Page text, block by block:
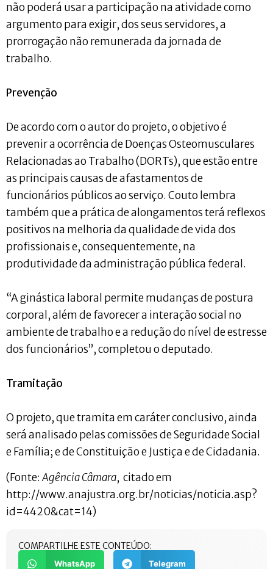
não poderá usar a participação na atividade como
argumento para exigir, dos seus servidores, a
prorrogação não remunerada da jornada de
trabalho.
Prevenção
De acordo com o autor do projeto, o objetivo é
prevenir a ocorrência de Doenças Osteomusculares
Relacionadas ao Trabalho (DORTs), que estão entre
as principais causas de afastamentos de
funcionários públicos ao serviço. Couto lembra
também que a prática de alongamentos terá reflexos
positivos na melhoria da qualidade de vida dos
profissionais e, consequentemente, na
produtividade da administração pública federal.
“A ginástica laboral permite mudanças de postura
corporal, além de favorecer a interação social no
ambiente de trabalho e a redução do nível de estresse
dos funcionários”, completou o deputado.
Tramitação
O projeto, que tramita em caráter conclusivo, ainda
será analisado pelas comissões de Seguridade Social
e Família; e de Constituição e Justiça e de Cidadania.
(Fonte:Agência Câmara, citado em
http://www.anajustra.org.br/noticias/noticia.asp?
id=4420&cat=14)
COMPARTILHE ESTE CONTEÚDO:
WhatsApp Telegram